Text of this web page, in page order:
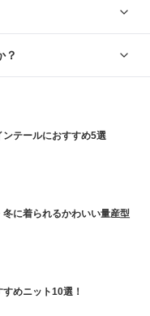
？
テールにおすすめ5選
に着られるかわいい量産型
めニット10選！